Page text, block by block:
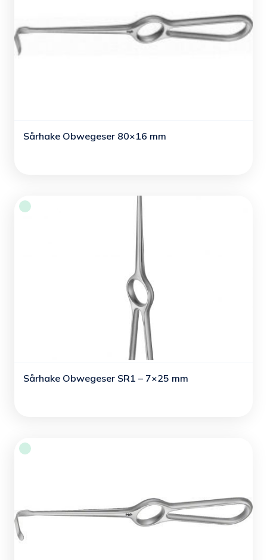
Sårhake Obwegeser 80×16 mm
Sårhake Obwegeser SR1 – 7×25 mm